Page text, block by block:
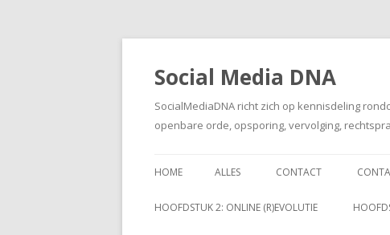
Social Media DNA
SocialMediaDNA richt zich op kennisdeling
openbare orde, opsporing, vervolging,
HOME ALLES CONTACT
HOOFDSTUK 2: ONLINE (R)EVOLUTIE